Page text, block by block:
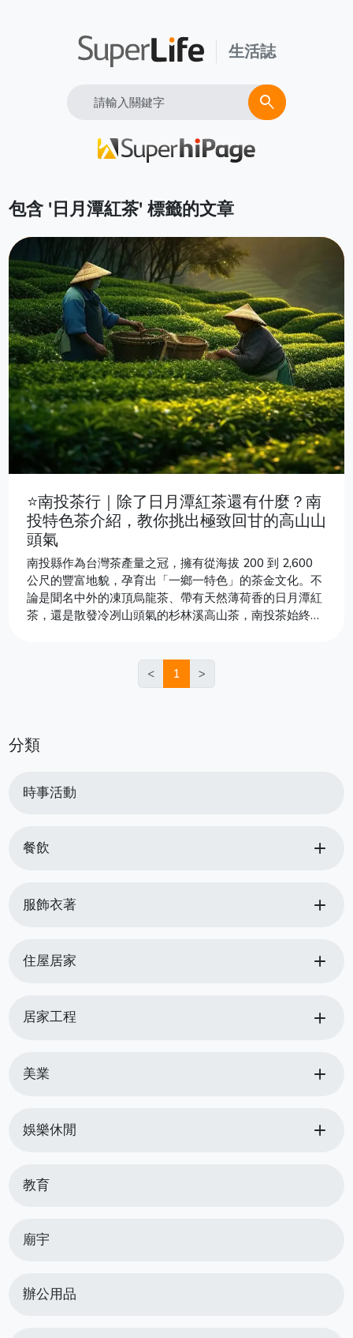
生活誌
Search search
包含 '日月潭紅茶' 標籤的文章
⭐南投茶行｜除了日月潭紅茶還有什麼？南
投特色茶介紹，教你挑出極致回甘的高山山
頭氣
南投縣作為台灣茶產量之冠，擁有從海拔 200 到 2,600
公尺的豐富地貌，孕育出「一鄉一特色」的茶金文化。不
論是聞名中外的凍頂烏龍茶、帶有天然薄荷香的日月潭紅
茶，還是散發冷冽山頭氣的杉林溪高山茶，南投茶始終是
行，想尋找最道地回甘的好茶，這篇要收藏起來！
< 1 >
分類
時事活動
餐飲 add
服飾衣著 add
住屋居家 add
居家工程 add
美業 add
娛樂休閒 add
教育
廟宇
辦公用品